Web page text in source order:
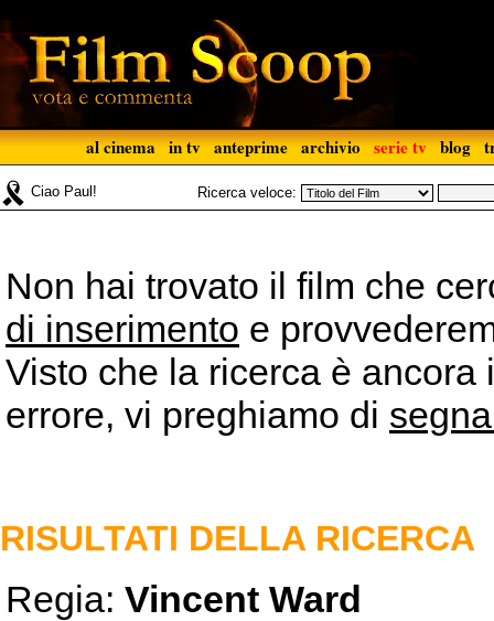
al cinema in tv anteprime archivio serie tv blog
Ciao Paul! Ricerca veloce:
Non hai trovato il film che
di inserimento e
Visto che la ricerca è
errore, vi preghiamo di
RISULTATI DELLA RICERCA
Regia: Vincent Ward